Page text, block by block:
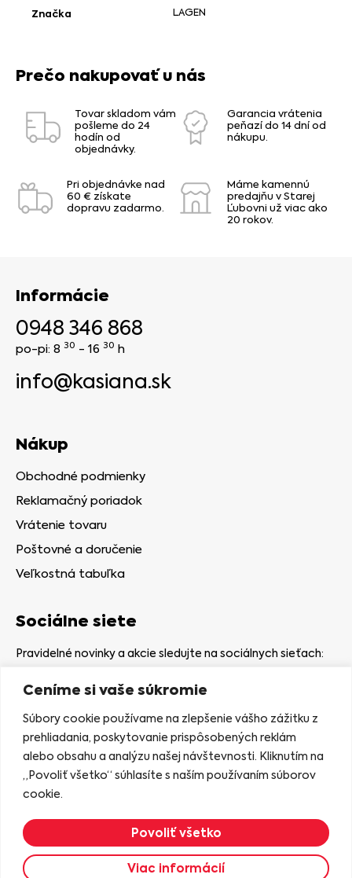
Ceníme si vaše súkromie
Súbory cookie používame na zlepšenie vášho zážitku z
prehliadania, poskytovanie prispôsobených reklám
alebo obsahu a analýzu našej návštevnosti. Kliknutím na
„Povoliť všetko“ súhlasíte s naším používaním súborov
cookie.
Viac informácií
Povoliť všetko
Značka LAGEN
Prečo nakupovať u nás
Tovar skladom vám
pošleme do 24
hodín od
objednávky.
Garancia vrátenia
peňazí do 14 dní od
nákupu.
Pri objednávke nad
60 € získate
dopravu zadarmo.
Máme kamennú
predajňu v Starej
Ľubovni už viac ako
20 rokov.
Informácie
0948 346 868
po-pi: 8 30 - 16 30 h
info@kasiana.sk
Nákup
Obchodné podmienky
Reklamačný poriadok
Vrátenie tovaru
Poštovné a doručenie
Veľkostná tabuľka
Sociálne siete
Pravidelné novinky a akcie sledujte na sociálnych sieťach:
Kamenná predajňa
Nám. gen. Štefaníka 7
06401 Stará Ľubovňa
Zobraziť na mape